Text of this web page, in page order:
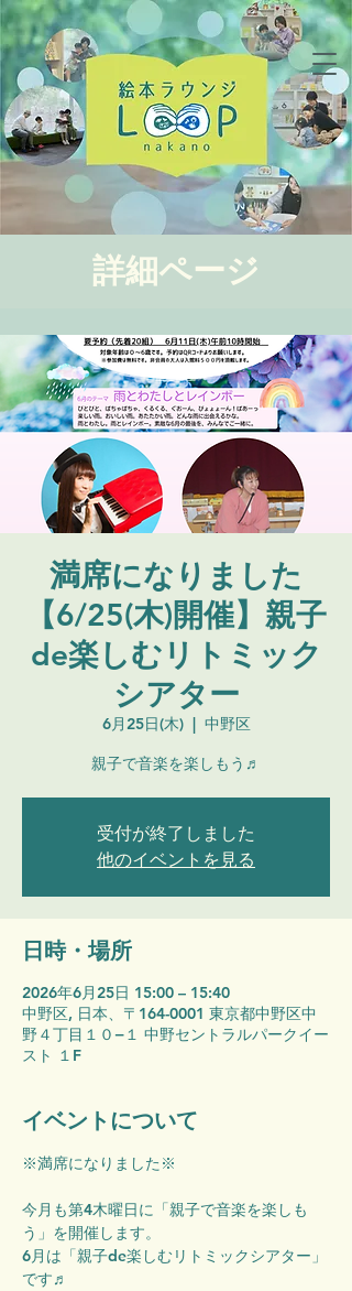
詳細ページ
満席になりました
【6/25(木)開催】親子
de楽しむリトミック
シアター
6月25日(木)
  |
中野区
親子で音楽を楽しもう♬
受付が終了しました
他のイベントを見る
日時・場所
2026年6月25日 15:00 – 15:40
中野区, 日本、〒164-0001 東京都中野区中
野４丁目１０−１ 中野セントラルパークイー
スト １F
イベントについて
※満席になりました※
今月も第4木曜日に「親子で音楽を楽しも
う」を開催します。
6月は「親子de楽しむリトミックシアター」
です♬